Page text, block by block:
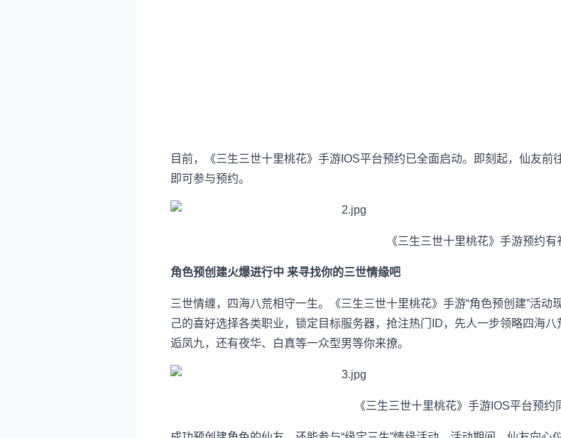
目前，《三生三世十里桃花》手游IOS平台预约已全面启动。即刻起，仙友
即可参与预约。
《三生三世十里桃花》手游预约有
角色预创建火爆进行中 来寻找你的三世情缘吧
三世情缠，四海八荒相守一生。《三生三世十里桃花》手游“角色预创建”活
己的喜好选择各类职业，锁定目标服务器，抢注热门ID，先人一步领略四海
逅凤九，还有夜华、白真等一众型男等你来撩。
《三生三世十里桃花》手游IOS平台预约